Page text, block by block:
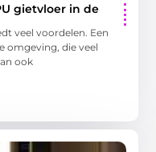
gietvloer in de
veel voordelen. Een
omgeving, die veel
ook